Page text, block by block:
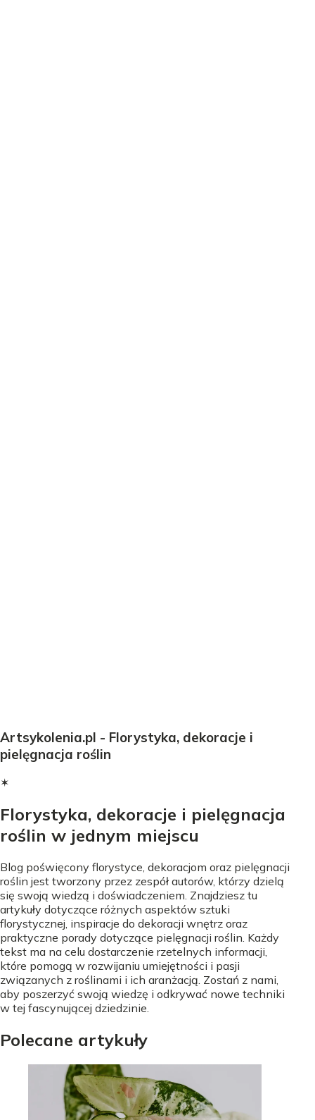
Artsykolenia.pl - Florystyka, dekoracje i
pielęgnacja roślin
✶
Florystyka, dekoracje i pielęgnacja
roślin w jednym miejscu
Blog poświęcony florystyce, dekoracjom oraz pielęgnacji
roślin jest tworzony przez zespół autorów, którzy dzielą
się swoją wiedzą i doświadczeniem. Znajdziesz tu
artykuły dotyczące różnych aspektów sztuki
florystycznej, inspiracje do dekoracji wnętrz oraz
praktyczne porady dotyczące pielęgnacji roślin. Każdy
tekst ma na celu dostarczenie rzetelnych informacji,
które pomogą w rozwijaniu umiejętności i pasji
związanych z roślinami i ich aranżacją. Zostań z nami,
aby poszerzyć swoją wiedzę i odkrywać nowe techniki
w tej fascynującej dziedzinie.
Polecane artykuły